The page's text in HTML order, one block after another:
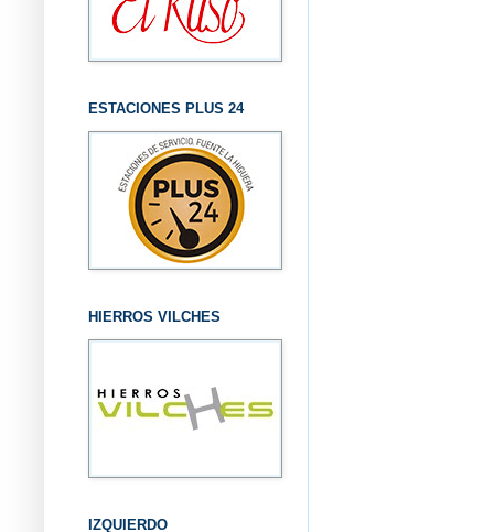
ESTACIONES PLUS 24
HIERROS VILCHES
IZQUIERDO